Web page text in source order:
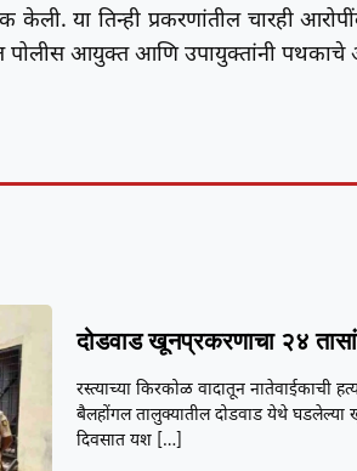
या तिन्ही प्रकरणांतील चारही
पोलीस आयुक्त आणि उपायुक्तांनी
दोडवाड खूनप्रकरणाचा २४
रस्त्याच्या किरकोळ वादातून नातेवाईकाची
बैलहोंगल तालुक्यातील दोडवाड येथे घडलेल्या
दिवसात यश […]